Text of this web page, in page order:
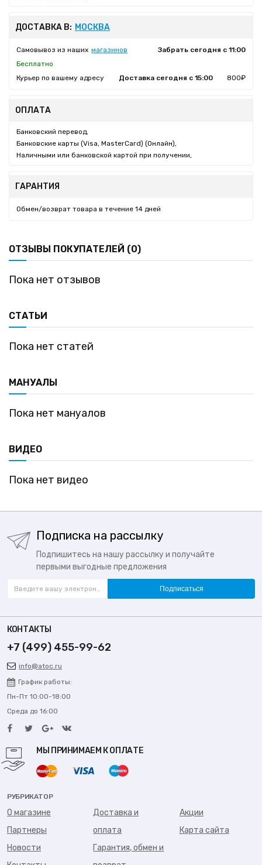
ДОСТАВКА В: МОСКВА
Самовывоз из наших магазинов
Забрать сегодня с 11:00
Бесплатно
Курьер по вашему адресу
Доставка сегодня с 15:00 800₽
ОПЛАТА
Банковский перевод,
Банковские карты (Visa, MasterCard) (Онлайн),
Наличными или банковской картой при получении,
ГАРАНТИЯ
Обмен/возврат товара в течение 14 дней
ОТЗЫВЫ ПОКУПАТЕЛЕЙ (0)
Пока нет отзывов
СТАТЬИ
Пока нет статей
МАНУАЛЫ
Пока нет мануалов
ВИДЕО
Пока нет видео
Подписка на рассылку
Подпишитесь на нашу рассылку и получайте
первыми выгодные предложения
Подписаться
КОНТАКТЫ
+7 (499) 455-99-62
info@atoc.ru
График работы:
Пн-Пт 10:00-18:00
Среда до 16:00
МЫ ПРИНИМАЕМ К ОПЛАТЕ
РУБРИКАТОР
О магазине
Партнеры
Новости
Доставка и
оплата
Гарантия, обмен и
Акции
Карта сайта